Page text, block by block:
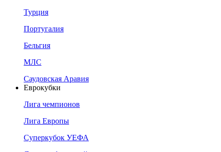
Турция
Португалия
Бельгия
МЛС
Саудовская Аравия
Еврокубки
Лига чемпионов
Лига Европы
Суперкубок УЕФА